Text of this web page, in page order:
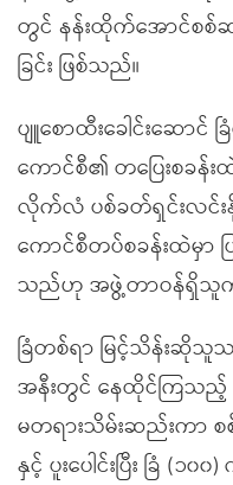
တွင် နန်းထိုက်အောင်စစ်ဆ
ခြင်း ဖြစ်သည်။
ပျူစောထီးခေါင်းဆောင်
ကောင်စီ၏ တပြေးစခန်း
လိုက်လံ ပစ်ခတ်ရှင်းလင်း
ကောင်စီတပ်စခန်းထဲမှာ
သည်ဟု အဖွဲ့တာဝန်ရှိသူက
ခြံတစ်ရာ မြင့်သိန်းဆိုသူ
အနီးတွင် နေထိုင်ကြသည့်
မတရားသိမ်းဆည်းကာ
နှင့် ပူးပေါင်းပြီး ခြံ (၁